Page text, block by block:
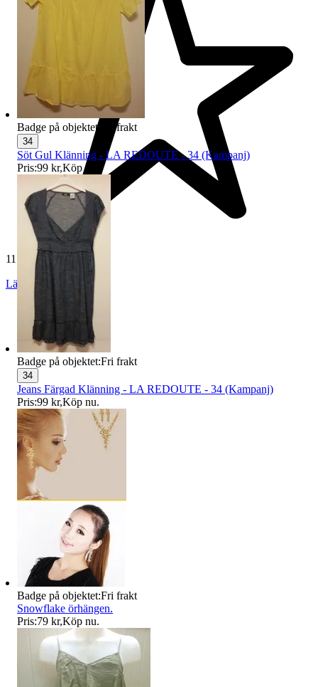
11 753 omdömen
Läs omdömen
Badge på objektet: Fri frakt
34
Söt Gul Klänning - LA REDOUTE - 34 (Kampanj)
Pris:99 kr,Köp nu
Badge på objektet:Fri frakt
34
Jeans Färgad Klänning - LA REDOUTE - 34 (Kampanj)
Pris:99 kr,Köp nu.
Badge på objektet:Fri frakt
Snowflake örhängen.
Pris:79 kr,Köp nu.